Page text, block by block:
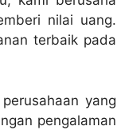
nilai uang.
terbaik pada
yang
pengalaman